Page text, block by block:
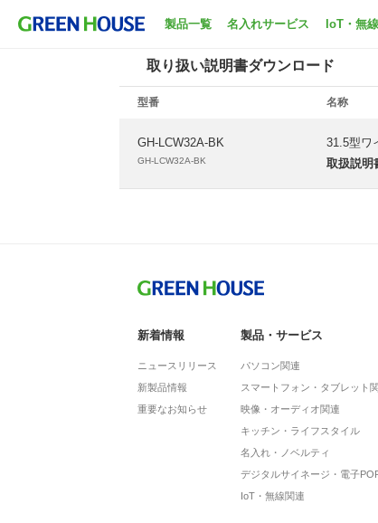
製品一覧 名入れサービス IoT・無
ホーム
取り扱い説明書ダウンロード
型番 名称
GH-LCW32A-BK
GH-LCW32A-BK
31.5型ワ
取扱説明
新着情報
ニュースリリース
新製品情報
重要なお知らせ
製品・サービス
パソコン関連
スマートフォン・タブレット
映像・オーディオ関連
キッチン・ライフスタイル
名入れ・ノベルティ
デジタルサイネージ・電子
IoT・無線関連